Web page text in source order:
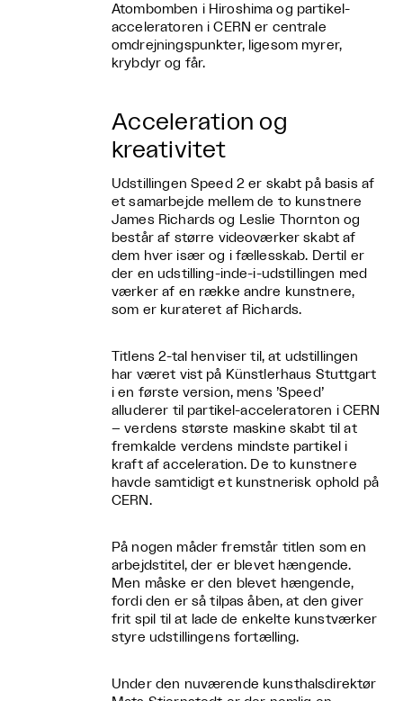
Atombomben i Hiroshima og partikel-
acceleratoren i CERN er centrale
omdrejningspunkter, ligesom myrer,
krybdyr og får.
Acceleration og
kreativitet
Udstillingen Speed 2 er skabt på basis af
et samarbejde mellem de to kunstnere
James Richards og Leslie Thornton og
består af større videoværker skabt af
dem hver især og i fællesskab. Dertil er
der en udstilling-inde-i-udstillingen med
værker af en række andre kunstnere,
som er kurateret af Richards.
Titlens 2-tal henviser til, at udstillingen
har været vist på Künstlerhaus Stuttgart
i en første version, mens ’Speed’
alluderer til partikel-acceleratoren i CERN
– verdens største maskine skabt til at
fremkalde verdens mindste partikel i
kraft af acceleration. De to kunstnere
havde samtidigt et kunstnerisk ophold på
CERN.
På nogen måder fremstår titlen som en
arbejdstitel, der er blevet hængende.
Men måske er den blevet hængende,
fordi den er så tilpas åben, at den giver
frit spil til at lade de enkelte kunstværker
styre udstillingens fortælling.
Under den nuværende kunsthalsdirektør